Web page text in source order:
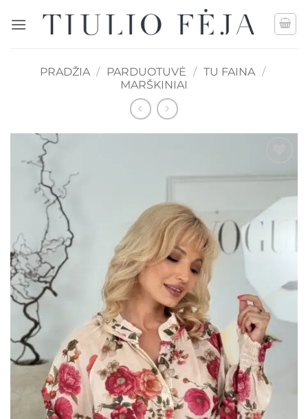
PRADŽIA / PARDUOTUVĖ / TU FAINA /
MARŠKINIAI
Mėgstamiausias